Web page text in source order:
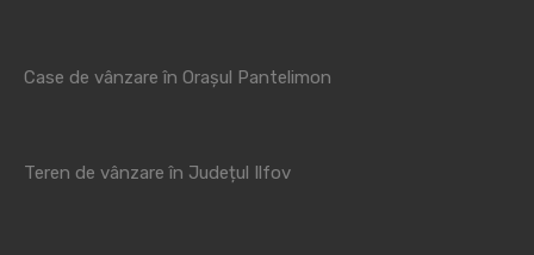
Case de vânzare în Orașul Pantelimon
Teren de vânzare în Județul Ilfov